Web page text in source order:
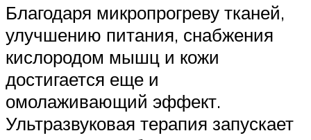
Благодаря микропрогреву тканей,
улучшению питания, снабжения
кислородом мышц и кожи​
достигается еще и
омолаживающий эффект.
Ультразвуковая терапия​ запускает